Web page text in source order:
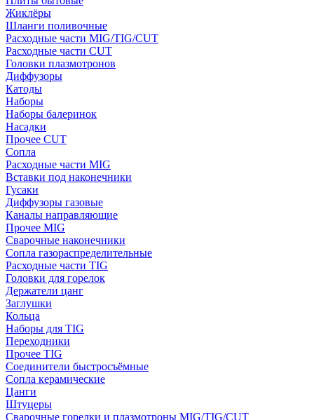
Жиклёры
Шланги поливочные
Расходные части MIG/TIG/CUT
Расходные части CUT
Головки плазмотронов
Диффузоры
Катоды
Наборы
Наборы балеринок
Насадки
Прочее CUT
Сопла
Расходные части MIG
Вставки под наконечники
Гусаки
Диффузоры газовые
Каналы направляющие
Прочее MIG
Сварочные наконечники
Сопла газораспределительные
Расходные части TIG
Головки для горелок
Держатели цанг
Заглушки
Кольца
Наборы для TIG
Переходники
Прочее TIG
Соединители быстросъёмные
Сопла керамические
Цанги
Штуцеры
Сварочные горелки и плазмотроны MIG/TIG/CUT